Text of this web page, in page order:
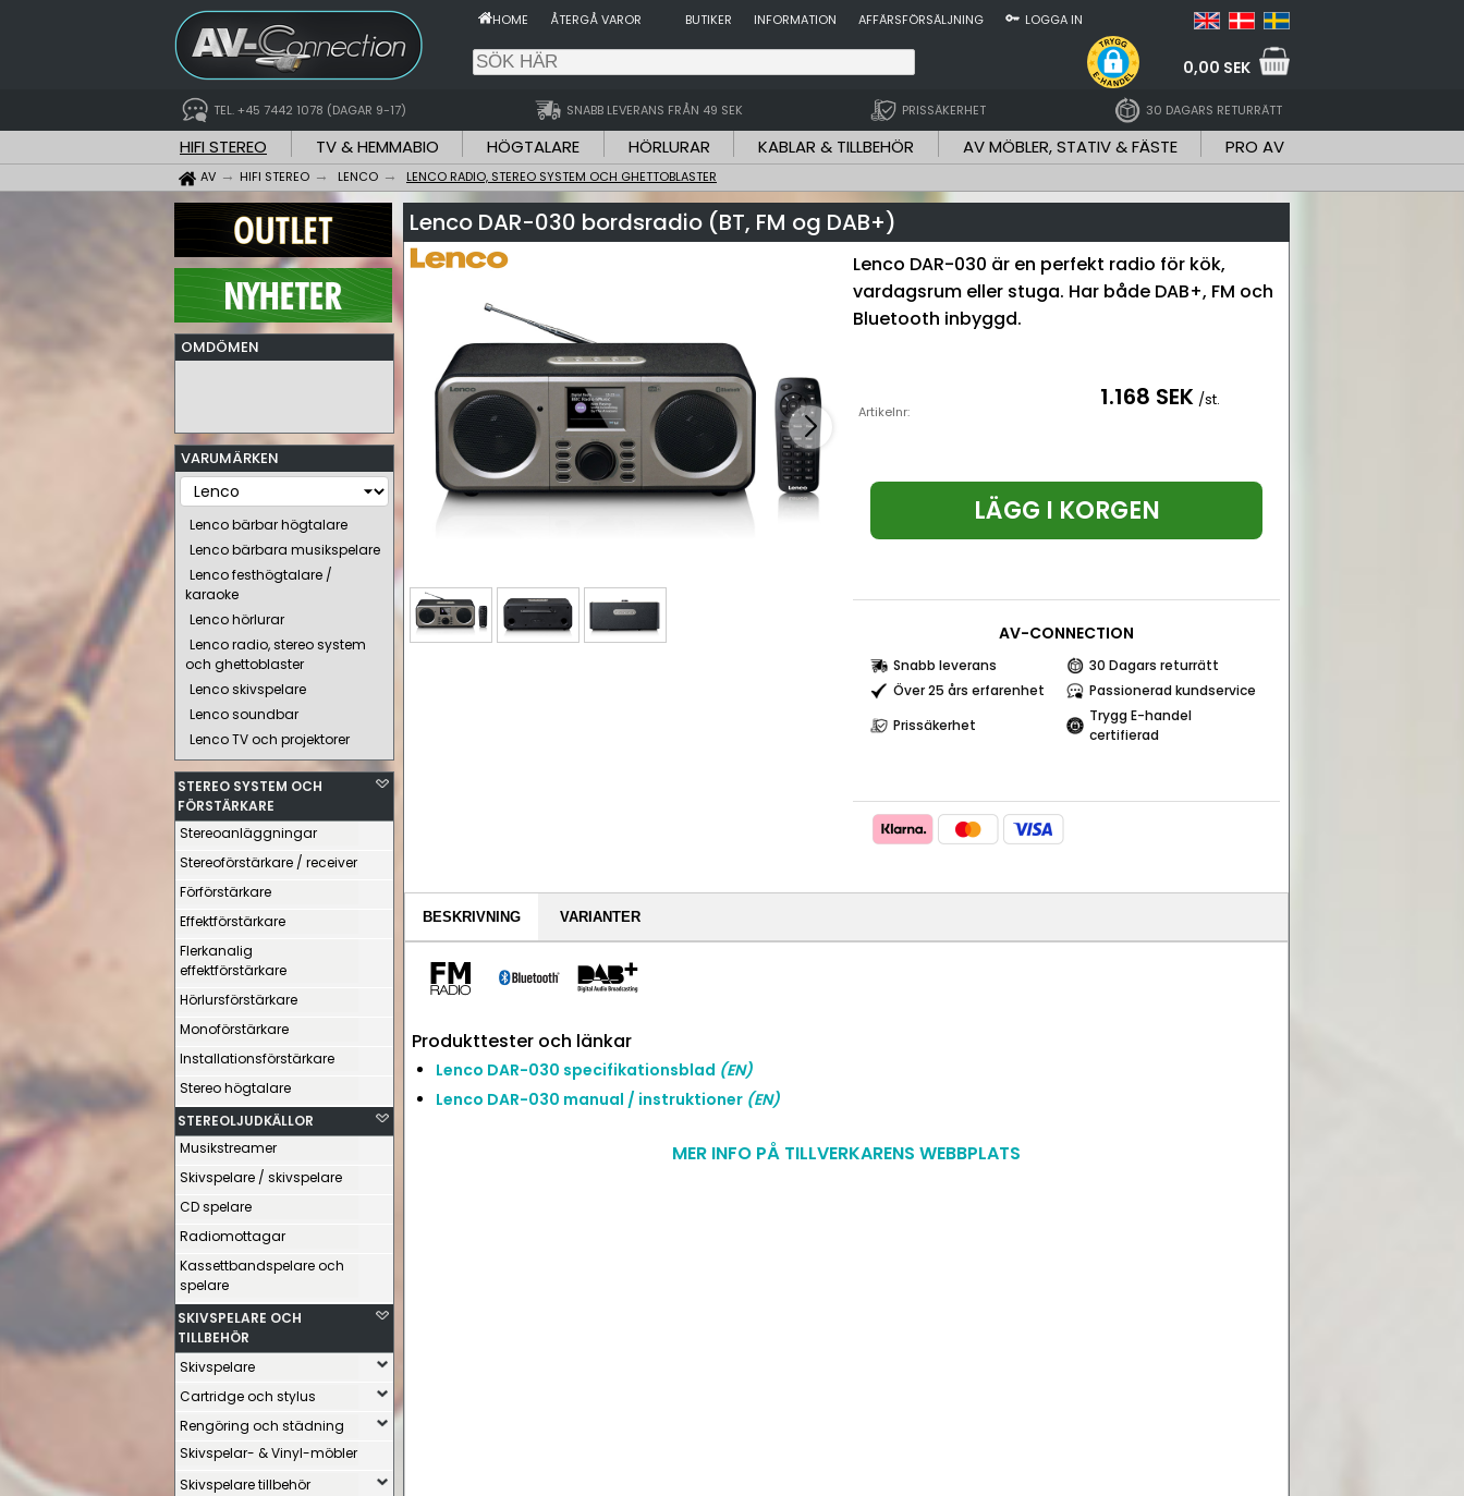
HOME ÅTERGÅ VAROR BUTIKER INFORMATION AFFÄRSFÖRSÄLJNING LOGGA IN
0,00 SEK
TEL. +45 7442 1078 (DAGAR 9-17) SNABB LEVERANS FRÅN 49 SEK PRISSÄKERHET 30 DAGARS RETURRÄTT
HIFI STEREO TV & HEMMABIO HÖGTALARE HÖRLURAR KABLAR & TILLBEHÖR AV MÖBLER, STATIV & FÄSTE PRO AV
AV HIFI STEREO LENCO LENCO RADIO, STEREO SYSTEM OCH GHETTOBLASTER
OMDÖMEN
VARUMÄRKEN
Lenco bärbar högtalare
Lenco bärbara musikspelare
Lenco festhögtalare /
karaoke
Lenco hörlurar
Lenco radio, stereo system
och ghettoblaster
Lenco skivspelare
Lenco soundbar
Lenco TV och projektorer
STEREO SYSTEM OCH
FÖRSTÄRKARE
Stereoanläggningar
Stereoförstärkare / receiver
Förförstärkare
Effektförstärkare
Flerkanalig
effektförstärkare
Hörlursförstärkare
Monoförstärkare
Installationsförstärkare
Stereo högtalare
STEREOLJUDKÄLLOR
Musikstreamer
Skivspelare / skivspelare
CD spelare
Radiomottagar
Kassettbandspelare och
spelare
SKIVSPELARE OCH
TILLBEHÖR
Skivspelare
Cartridge och stylus
Rengöring och städning
Skivspelar- & Vinyl-möbler
Skivspelare tillbehör
Lenco DAR-030 bordsradio (BT, FM og DAB+)
Lenco DAR-030 är en perfekt radio för kök,
vardagsrum eller stuga. Har både DAB+, FM och
Bluetooth inbyggd.
Artikelnr: 1.168 SEK /st.
LÄGG I KORGEN
AV-CONNECTION
Snabb leverans
30 Dagars returrätt
Över 25 års erfarenhet
Passionerad kundservice
Prissäkerhet
Trygg E-handel
certifierad
BESKRIVNING VARIANTER
Produkttester och länkar
Lenco DAR-030 specifikationsblad (EN)
Lenco DAR-030 manual / instruktioner (EN)
MER INFO PÅ TILLVERKARENS WEBBPLATS